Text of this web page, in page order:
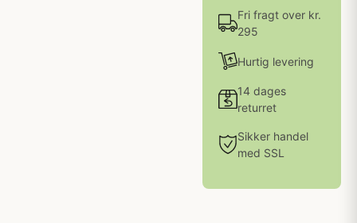
Fri fragt over kr.
295
Hurtig levering
14 dages
returret
Sikker handel
med SSL